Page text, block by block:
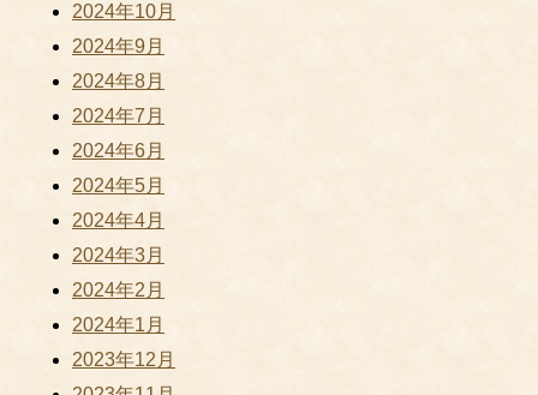
2024年10月
2024年9月
2024年8月
2024年7月
2024年6月
2024年5月
2024年4月
2024年3月
2024年2月
2024年1月
2023年12月